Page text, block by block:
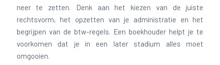
neer te zetten. Denk aan het kiezen van de juiste
rechtsvorm, het opzetten van je administratie en het
begrijpen van de btw-regels. Een boekhouder helpt je te
voorkomen dat je in een later stadium alles moet
omgooien.